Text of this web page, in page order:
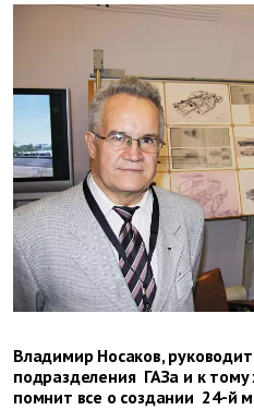
Владимир Носаков,
подразделения ГАЗа и к
помнит все о создании 24-й